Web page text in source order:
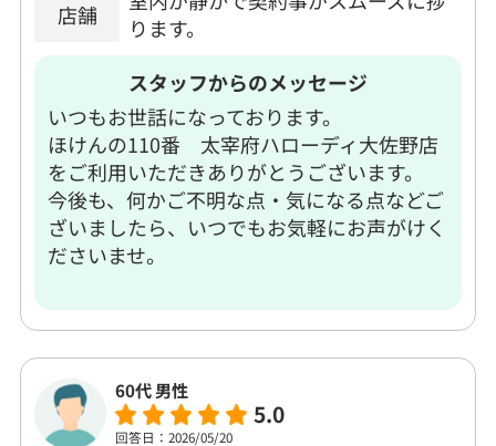
店舗
ります。
スタッフからのメッセージ
いつもお世話になっております。
ほけんの110番 太宰府ハローディ大佐野店
をご利用いただきありがとうございます。
今後も、何かご不明な点・気になる点などご
ざいましたら、いつでもお気軽にお声がけく
ださいませ。
60代 男性
5.0
回答日：2026/05/20